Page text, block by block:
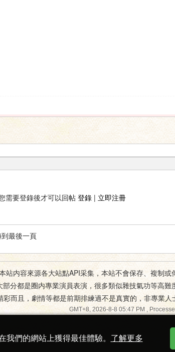
需要登錄後才可以回帖 登錄| 立即注冊
最後一頁
我們的網站上獲得最佳體驗。 了解更多
站内容來源各大站點API采集，本站不會保存、複制
分都是圈内專業演員表演，很多類似雜技氣功等高
彩而且，劇情等都是前期排練過不是真實的，非專業
GMT+8, 2026-8-8 05:47 PM ,